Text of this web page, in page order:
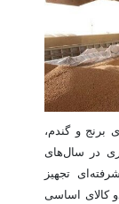
برنج و گندم،
در سال‌های
تجهیز
کالای اساسی